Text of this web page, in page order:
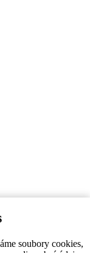
soubory cookies,